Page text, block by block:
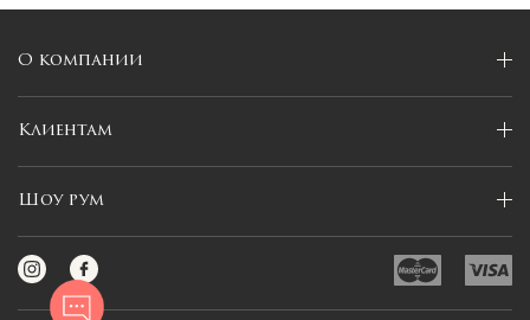
О компании
Клиентам
Шоу рум